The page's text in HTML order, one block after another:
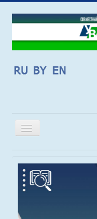
Включить/
выключить